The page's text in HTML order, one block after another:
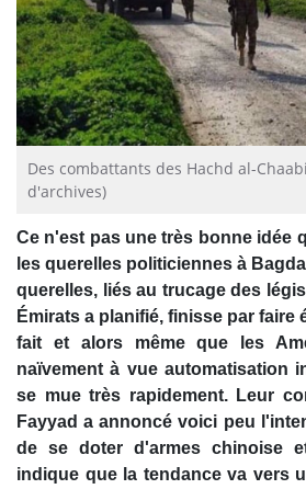
Des combattants des Hachd al-
d'archives)
Ce n'est pas une très bonne idée
les querelles politiciennes à
querelles, liés au trucage des
Émirats a planifié, finisse par faire
fait et alors même que les
naïvement à vue automatisation
se mue très rapidement. Leur
Fayyad a annoncé voici peu
de se doter d'armes chinoise
indique que la tendance va vers